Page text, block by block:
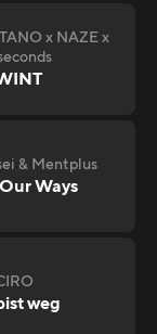
x NAZE x
& Mentplus
Ways
weg